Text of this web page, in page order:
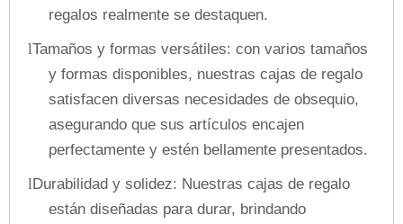
regalos realmente se destaquen.
lTamaños y formas versátiles: con varios tamaños
y formas disponibles, nuestras cajas de regalo
satisfacen diversas necesidades de obsequio,
asegurando que sus artículos encajen
perfectamente y estén bellamente presentados.
lDurabilidad y solidez: Nuestras cajas de regalo
están diseñadas para durar, brindando